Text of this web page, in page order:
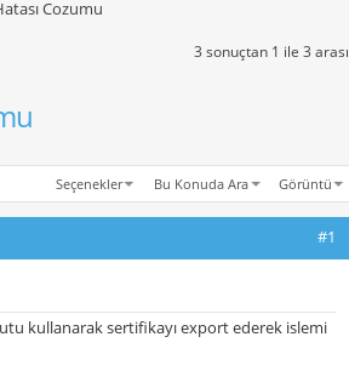
Cozumu
3 sonuçtan 1 ile 3 arası
Seçenekler Bu Konuda Ara Görüntü
#1
kullanarak sertifikayı export ederek islemi